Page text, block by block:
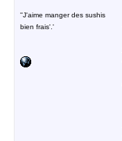
''J'aime manger des sushis
bien frais'.'